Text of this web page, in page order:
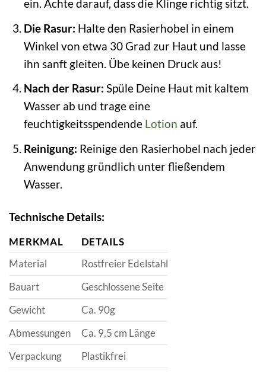
ein. Achte darauf, dass die Klinge richtig sitzt.
Die Rasur: Halte den Rasierhobel in einem
Winkel von etwa 30 Grad zur Haut und lasse
ihn sanft gleiten. Übe keinen Druck aus!
Nach der Rasur: Spüle Deine Haut mit kaltem
Wasser ab und trage eine
feuchtigkeitsspendende Lotion auf.
Reinigung: Reinige den Rasierhobel nach jeder
Anwendung gründlich unter fließendem
Wasser.
Technische Details:
MERKMAL
DETAILS
Material
Rostfreier Edelstahl
Bauart
Geschlossene Seite
Gewicht
Ca. 90g
Abmessungen
Ca. 9,5 cm Länge
Verpackung
Plastikfrei